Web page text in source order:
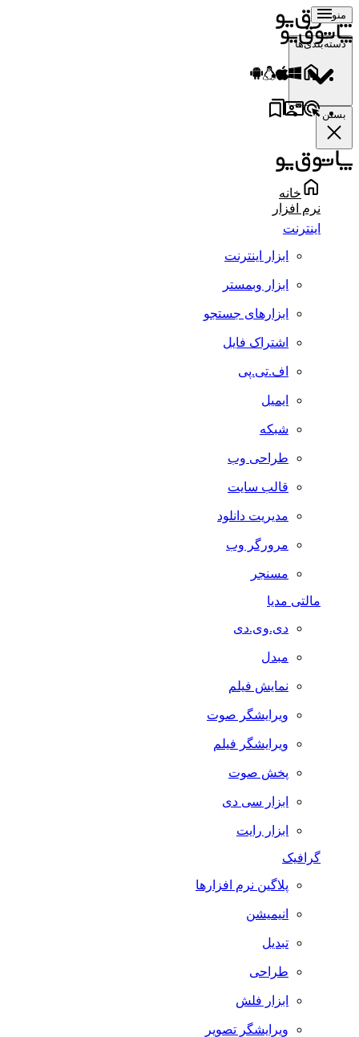
منو
دسته‌بندی‌ها
بستن
خانه
نرم افزار
اینترنت
ابزار اینترنت
ابزار وبمستر
ابزارهای جستجو
اشتراک فایل
اف.تی.پی
ایمیل
شبکه
طراحی وب
قالب سایت
مدیریت دانلود
مرورگر وب
مسنجر
مالتی مدیا
دی.وی.دی
مبدل
نمایش فیلم
ویرایشگر صوت
ویرایشگر فیلم
پخش صوت
ابزار سی دی
ابزار رایت
گرافیک
پلاگین نرم افزارها
انیمیشن
تبدیل
طراحی
ابزار فلش
ویرایشگر تصویر